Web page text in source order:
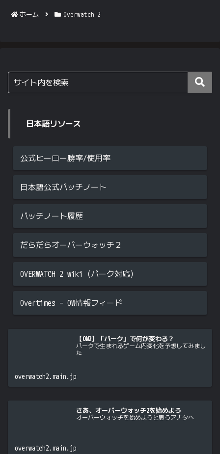
ホーム Overwatch 2
日本語リソース
公式ヒーロー勝率/使用率
日本語公式パッチノート
パッチノート履歴
だらだらオーバーウォッチ２
OVERWATCH 2 wiki（パーク対応）
Overtimes – OW情報フィード
【OW2】「パーク」で何が変わる？
パークで生まれるゲーム内変化を予想してみまし
た
overwatch2.main.jp
さあ、オーバーウォッチ2を始めよう
オーバーウォッチを始めようと思うアナタへ
overwatch2.main.jp